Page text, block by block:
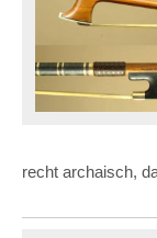
recht archaisch,